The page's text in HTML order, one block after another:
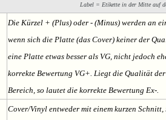
Label = Etikette in der Mitte auf
Die Kürzel + (Plus) oder - (Minus) werden an
wenn sich die Platte (das Cover) keiner der
eine Platte etwas besser als VG, nicht jedoch
korrekte Bewertung VG+. Liegt die Qualität
Bereich, so lautet die korrekte Bewertung Ex-.
Cover/Vinyl entweder mit einem kurzen